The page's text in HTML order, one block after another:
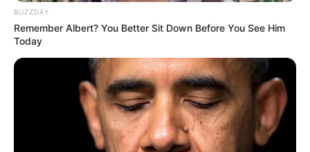
BUZZDAY
Remember Albert? You Better Sit Down Before You See Him
Today